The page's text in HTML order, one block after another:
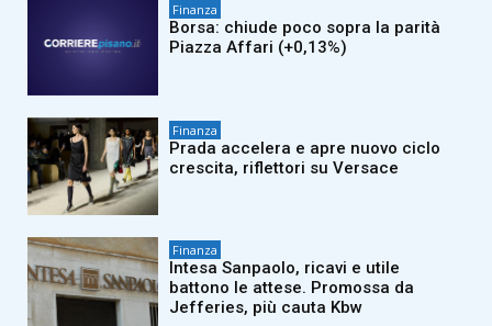
Finanza
Borsa: chiude poco sopra la parità
Piazza Affari (+0,13%)
Finanza
Prada accelera e apre nuovo ciclo
crescita, riflettori su Versace
Finanza
Intesa Sanpaolo, ricavi e utile
battono le attese. Promossa da
Jefferies, più cauta Kbw